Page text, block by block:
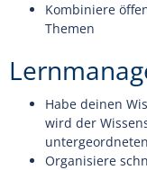
Kombiniere
Themen
Habe deinen
wird der
Organisiere